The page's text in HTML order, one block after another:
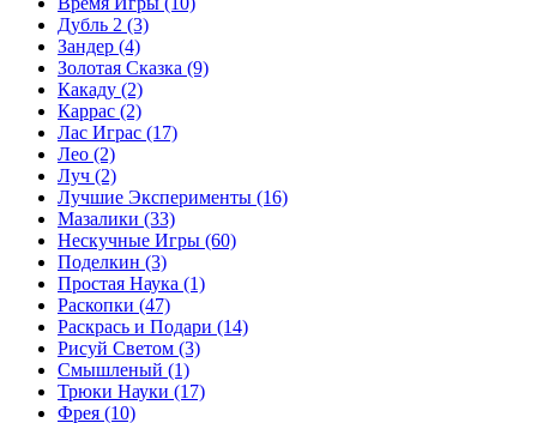
Дубль 2 (3)
Зандер (4)
Золотая Сказка (9)
Какаду (2)
Каррас (2)
Лас Играс (17)
Лео (2)
Луч (2)
Лучшие Эксперименты (16)
Мазалики (33)
Нескучные Игры (60)
Поделкин (3)
Простая Наука (1)
Раскопки (47)
Раскрась и Подари (14)
Рисуй Светом (3)
Смышленый (1)
Трюки Науки (17)
Фрея (10)